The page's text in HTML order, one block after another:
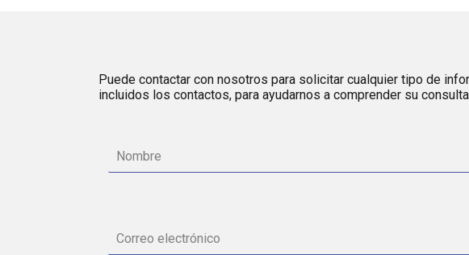
Puede contactar con nosotros para solicitar cualquier tipo de
incluidos los contactos, para ayudarnos a comprender su